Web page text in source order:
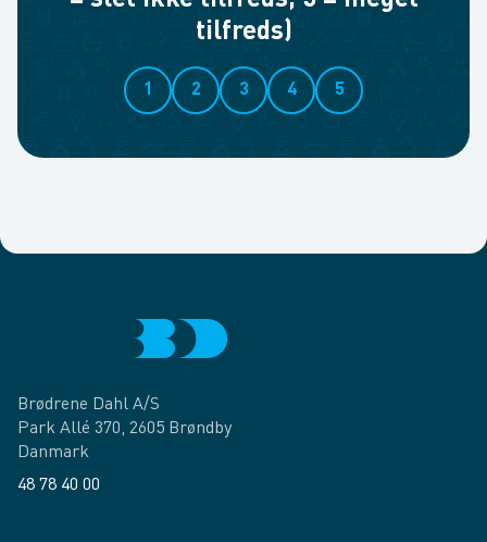
tilfreds)
1 2 3 4 5
Brødrene Dahl A/S
Park Allé 370, 2605 Brøndby
Danmark
48 78 40 00